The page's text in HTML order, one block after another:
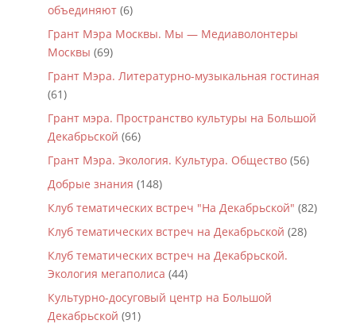
объединяют(6)
Грант Мэра Москвы. Мы — Медиаволонтеры
Москвы (69)
Грант Мэра. Литературно-музыкальная гостиная
(61)
Грант мэра. Пространство культуры на Большой
Декабрьской (66)
Грант Мэра. Экология. Культура. Общество(56)
Добрые знания (148)
Клуб тематических встреч "На Декабрьской" (82)
Клуб тематических встреч на Декабрьской (28)
Клуб тематических встреч на Декабрьской.
Экология мегаполиса (44)
Культурно-досуговый центр на Большой
Декабрьской (91)